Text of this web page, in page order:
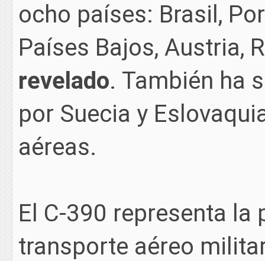
ocho países: Brasil,
Países Bajos, Austria,
revelado. También ha
por Suecia y
aéreas.
El C-390 representa
transporte aéreo